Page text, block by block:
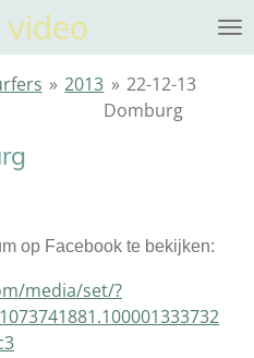
video
» 2013 » 22-12-13
Domburg
op Facebook te bekijken:
media/set/?